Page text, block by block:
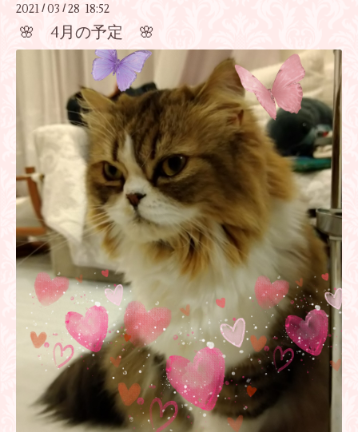
2021 /03 /28 18:52
🌸 4月の予定 🌸